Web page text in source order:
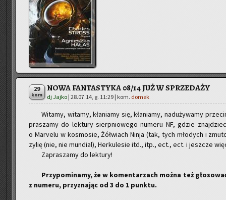
29
kom
NOWA FANTASTYKA 08/14 JUŻ W SPRZEDAŻY
dj Jajko | 28.07.14, g. 11:29 | kom. domek
Wi­ta­my, wi­ta­my, kła­nia­my się, kła­nia­my, nad­uży­wa­my
pra­sza­my do lek­tu­ry sierp­nio­we­go nu­me­ru NF, gdzie
o Ma­rve­lu w ko­smo­sie, Żół­wiach Ninja (tak, tych mło­dych i
zy­lię (nie, nie mun­dial), Her­ku­le­sie itd., itp., ect., ect. i jesz­cze
Za­pra­sza­my do lek­tu­ry!
Przy­po­mi­na­my, że w ko­men­ta­rzach można też
z nu­me­ru, przy­zna­jąc od 3 do 1 punk­tu.